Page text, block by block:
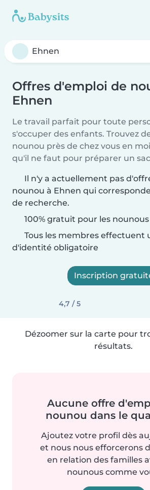
Offres d'emploi de
Ehnen
Le travail parfait pour toute
s'occuper des enfants. Trouvez
nounou près de chez vous en
qu'il ne faut pour préparer un
Il n'y a actuellement pas
nounou à Ehnen qui
de recherche.
100% gratuit pour les nounous
Tous les membres effectuent
d'identité obligatoire
Inscription
4,7 / 5
Dézoomer sur la carte pour
résultats.
Aucune offre
nounou dans le
Ajoutez votre profil dès
et nous nous efforcerons
en relation des familles
nounous comme